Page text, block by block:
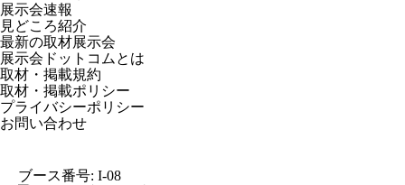
展示会速報
見どころ紹介
最新の取材展示会
展示会ドットコムとは
取材・掲載規約
取材・掲載ポリシー
プライバシーポリシー
お問い合わせ
ブース番号: I-08